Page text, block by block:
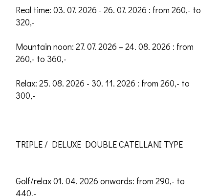
Real time: 03. 07. 2026 - 26. 07. 2026 : from 260,- to
320,-
Mountain noon: 27. 07. 2026 – 24. 08. 2026 : from
260,- to 360,-
Relax: 25. 08. 2026 - 30. 11. 2026 : from 260,- to
300,-
TRIPLE / DELUXE DOUBLE CATELLANI TYPE
Golf/relax 01. 04. 2026 onwards: from 290,- to
440,-